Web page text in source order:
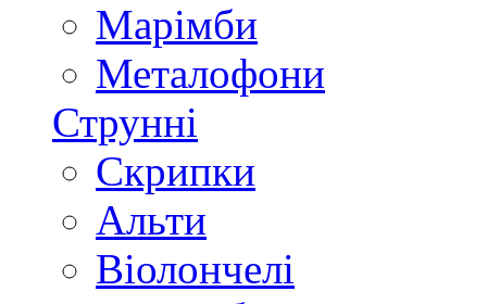
Марімби
Металофони
Струнні
Скрипки
Альти
Віолончелі